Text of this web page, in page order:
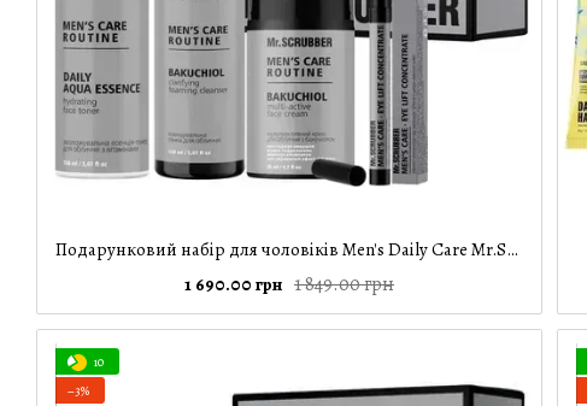
Подарунковий набір для чоловіків Men's Daily Care Mr.SCRUBBER
1 849.00 грн
1 690.00 грн
10
−3%